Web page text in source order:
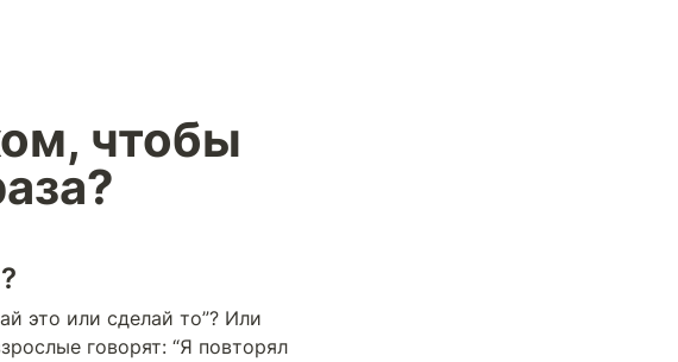
чтобы
это или сделай то”? Или
говорят: “Я повторял